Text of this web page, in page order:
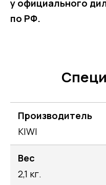
у официального
по РФ.
Производитель
KIWI
Вес
2,1 кг.